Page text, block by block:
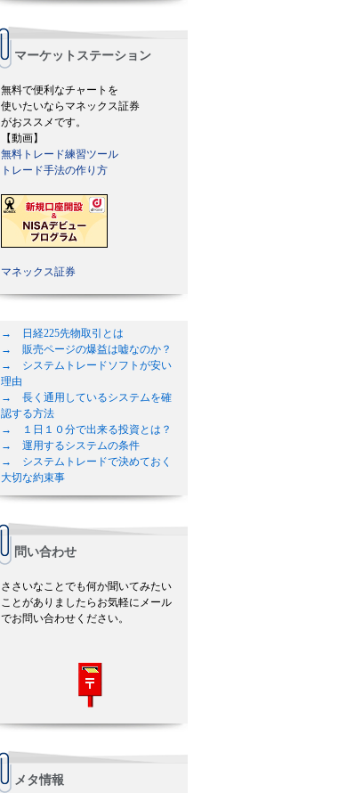
マーケットステーション
無料で便利なチャートを
使いたいならマネックス証券
がおススメです。
【動画】
無料トレード練習ツール
トレード手法の作り方
マネックス証券
→ 日経225先物取引とは
→ 販売ページの爆益は嘘なのか？
→ システムトレードソフトが安い
理由
→ 長く通用しているシステムを確
認する方法
→ １日１０分で出来る投資とは？
→ 運用するシステムの条件
→ システムトレードで決めておく
大切な約束事
問い合わせ
ささいなことでも何か聞いてみたい
ことがありましたらお気軽にメール
でお問い合わせください。
メタ情報